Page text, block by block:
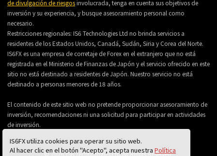
IS6FX utiliza cookies para operar su sitio web.
Al hacer clic en el botón "Acepto", acepta nuestra Política
de divulgación de riesgosinvolucrada, tenga en cuenta sus objetivos de
inversión y su experiencia, y busque asesoramiento personal como
necesario.
Restricciones regionales: IS6 Technologies Ltd no brinda servicios a
residentes de los Estados Unidos, Canadá, Sudán, Siria y Corea del Norte.
IS6FX es una empresa de corretaje de Forex en el extranjero que no está
registrada en el Ministerio de Finanzas de Japón y el servicio ofrecido en este
sitio no está destinado a residentes de Japón. Nuestro servicio no está
destinado a personas menores de 18 años.
El contenido de este sitio web no pretende proporcionar asesoramiento de
inversión, recomendaciones ni una solicitud para participar en actividades
de inversión.
© 2026 IS6 Technologies Ltd All Rights Reserved.